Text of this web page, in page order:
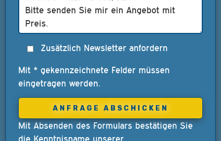
Zusätzlich Newsletter anfordern
Mit * gekennzeichnete Felder müssen
eingetragen werden.
Mit Absenden des Formulars bestätigen Sie
die Kenntnisname unserer